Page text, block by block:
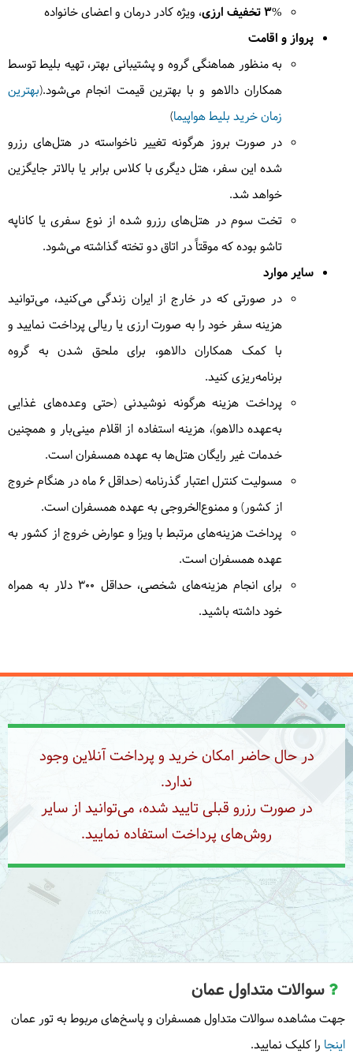
در ادامه تور عماناز تپه‌های شن روان منطقه و مناظر
کویری دیدن می‌کنیم. سپس به سمت شهر ساحلی صور
حرکت می‌کنیم. در مسیر از منطقه وادی بند خالد دیدن
می‌کنیم. بعد از رسیدن به صور راهی هتل ساحلی محل
اقامت‌مان خوهیم شد.
دوشنبه 1405/01/03
به سوی راس الجینز خواهیم رفت؛منطقه‌ای واقع در شرق
عمان که به نگهداری از انواع لاکپشت های شهرت
دارد.سپس
تماشای دلفین‌های دریای عمان خواهیم داشت. وقت آزاد
برای خرید از بازار صور دارید و در نهایت راهی هتل محل
اقامت‌مان خواهیم شد.
= صور
سه‌شنبه March 24, 2026 | 1405/01/04
امروز راهی مسقط خواهیم شد و در مسیر گشتی در واحه
سرسبز و زیبای وادی الشعب و گودال بیماه خواهیم زد.
بعد از رسیدن به مسقط، وقت آزاد برای گشت یا
استراحت در مسقط خواهید داشت.
= مسقط
چهارشنبه March 25, 2026 | 1405/01/05
بعد از ظهر طبق برنامه پروازی به سوی فرودگاه مسقط
می‌رویم تا راهی تهران شویم.
3% تخفیف ارزی
، ویژه کادر درمان و اعضای خانواده
پرواز و اقامت
به منظور هماهنگی گروه و پشتیبانی بهتر، تهیه بلیط توسط
همکاران دالاهو و با بهترین قیمت انجام می‌شود.(بهترین
زمان خرید بلیط هواپیما)
در صورت بروز هرگونه تغییر ناخواسته در هتل‌های رزرو
شده این سفر، هتل دیگری با کلاس برابر یا بالاتر جایگزین
خواهد شد.
تخت سوم در هتل‌های رزرو شده از نوع سفری یا کاناپه
تاشو بوده که موقتاً در اتاق دو تخته گذاشته می‌شود.
سایر موارد
در صورتی که در خارج از ایران زندگی می‌کنید، می‌توانید
هزینه سفر خود را به صورت ارزی یا ریالی پرداخت نمایید و
با کمک همکاران دالاهو، برای ملحق شدن به گروه
برنامه‌ریزی کنید.
پرداخت هزینه هرگونه نوشیدنی (حتی وعده‌های غذایی
به‌عهده دالاهو)، هزینه استفاده از اقلام مینی‌بار و همچنین
خدمات غیر رایگان هتل‌ها به عهده همسفران است.
مسولیت کنترل اعتبار گذرنامه (حداقل ۶ ماه در هنگام خروج
از کشور) و ممنوع‌الخروجی به عهده همسفران است.
پرداخت هزینه‌های مرتبط با ویزا و عوارض خروج از کشور به
عهده همسفران است.
برای انجام هزینه‌های شخصی، حداقل 300 دلار به همراه
خود داشته باشید.
در حال حاضر امکان خرید و پرداخت آنلاین وجود
ندارد.
در صورت رزرو قبلی تایید شده، می‌توانید از سایر
روش‌های پرداخت استفاده نمایید.
سوالات متداول عمان
جهت مشاهده سوالات متداول همسفران و پاسخ‌های مربوط به تور عمان
اینجا را کلیک نمایید.